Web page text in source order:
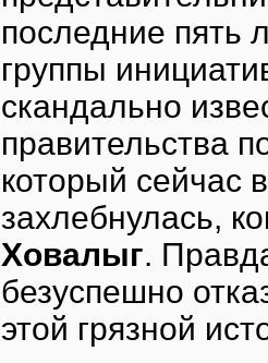
последние пять
группы
скандально
правительства
который сейчас
захлебнулась,
Ховалыг.
безуспешно
этой грязной